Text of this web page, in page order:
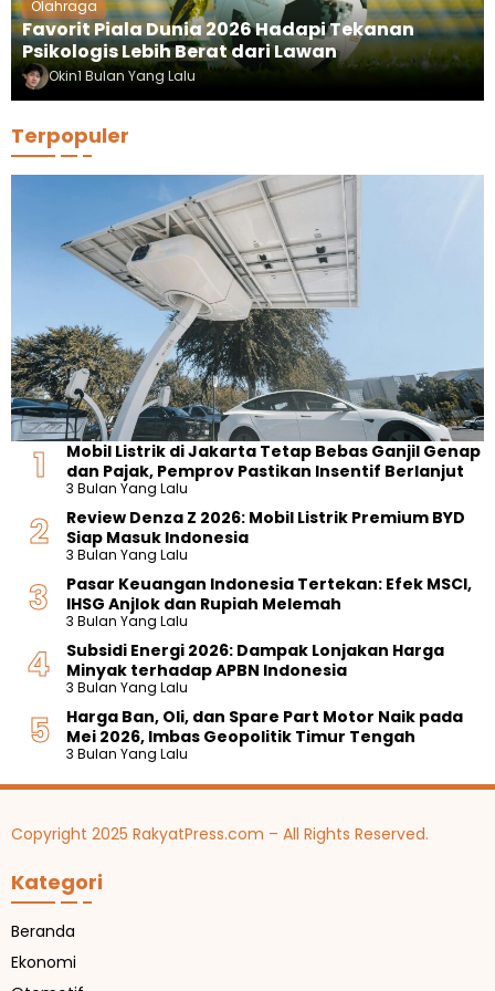
Olahraga
Favorit Piala Dunia 2026 Hadapi Tekanan
Psikologis Lebih Berat dari Lawan
Okin1 Bulan Yang Lalu
Terpopuler
Mobil Listrik di Jakarta Tetap Bebas Ganjil Genap
dan Pajak, Pemprov Pastikan Insentif Berlanjut
3 Bulan Yang Lalu
Review Denza Z 2026: Mobil Listrik Premium BYD
Siap Masuk Indonesia
3 Bulan Yang Lalu
Pasar Keuangan Indonesia Tertekan: Efek MSCI,
IHSG Anjlok dan Rupiah Melemah
3 Bulan Yang Lalu
Subsidi Energi 2026: Dampak Lonjakan Harga
Minyak terhadap APBN Indonesia
3 Bulan Yang Lalu
Harga Ban, Oli, dan Spare Part Motor Naik pada
Mei 2026, Imbas Geopolitik Timur Tengah
3 Bulan Yang Lalu
Copyright 2025 RakyatPress.com – All Rights Reserved.
Kategori
Beranda
Ekonomi